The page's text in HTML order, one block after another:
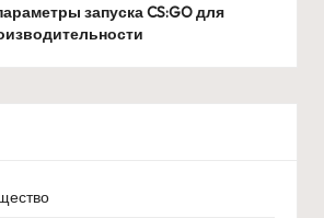
запуска CS:GO для